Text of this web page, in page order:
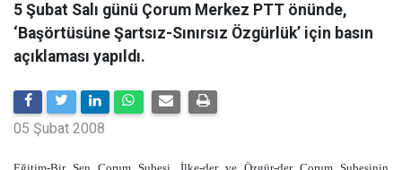
5 Şubat Salı günü Çorum Merkez PTT önünde,
‘Başörtüsüne Şartsız-Sınırsız Özgürlük’ için basın
açıklaması yapıldı.
05 Şubat 2008